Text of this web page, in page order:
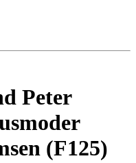
Peter
(F125)